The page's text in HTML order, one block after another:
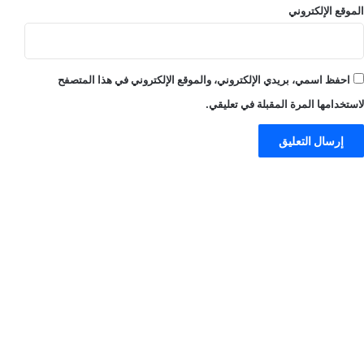
الموقع الإلكتروني
احفظ اسمي، بريدي الإلكتروني، والموقع الإلكتروني في هذا المتصفح
لاستخدامها المرة المقبلة في تعليقي.